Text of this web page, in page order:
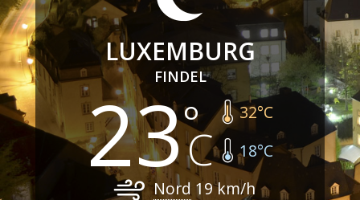
LUXEMBURG
FINDEL
23 32°C
18°C
Nord 19km/h